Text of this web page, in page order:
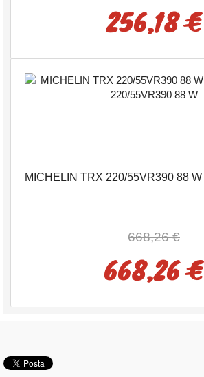
256,18 €
MICHELIN TRX 220/55VR390 88 W
668,26 €
668,26 €